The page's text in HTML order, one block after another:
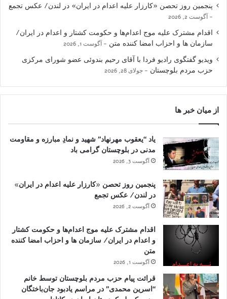
پنجمین روز تحصن «کارزار علیه اعدام در ایران» در لندن/ عکس تجمع
آگوست 2, 2026
اقدام مشترک علیه موج اعدام‌ها و حکومت کشتار و اعدام در ایران/
سازمان ها و احزاب امضا کننده متن
آگوست 1, 2026
ویدیو گفتگوی رادیو فردا با آقای رحیم بندوئی عضو شورای مرکزی
حزب مردم بلوچستان
جولای 28, 2026
از میان خبر ها
یاد “یعقوب مهرنهاد” شهید و نمادِ مبارزه و مقاومت
مدنی در بلوچستان گرامی باد
آگوست 3, 2026
پنجمین روز تحصن «کارزار علیه اعدام در ایران»
در لندن/ عکس تجمع
آگوست 2, 2026
اقدام مشترک علیه موج اعدام‌ها و حکومت کشتار
و اعدام در ایران/ سازمان ها و احزاب امضا کننده
متن
آگوست 1, 2026
قرائت پیام حزب مردم بلوچستان توسط خانم
“اسرین محمدی” در مراسم یادبود جان‌باختگان